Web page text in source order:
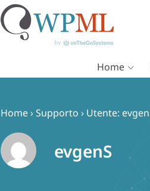
Home
Home›Supporto › Utente:
evgenS